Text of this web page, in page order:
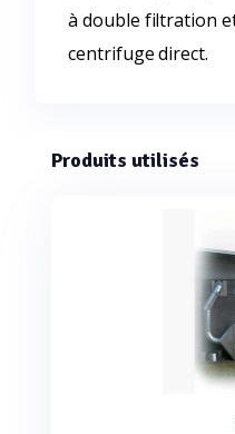
à double filtration
centrifuge direct.
Produits utilisés